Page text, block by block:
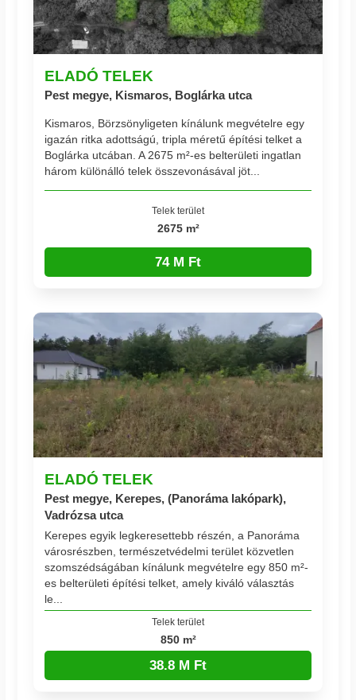
ELADÓ TELEK
Pest megye, Kismaros, Boglárka utca
Kismaros, Börzsönyligeten kínálunk megvételre egy
igazán ritka adottságú, tripla méretű építési telket a
Boglárka utcában. A 2675 m²-es belterületi ingatlan
három különálló telek összevonásával jöt...
Telek terület
2675 m²
74 M Ft
ELADÓ TELEK
Pest megye, Kerepes, (Panoráma lakópark),
Vadrózsa utca
Kerepes egyik legkeresettebb részén, a Panoráma
városrészben, természetvédelmi terület közvetlen
szomszédságában kínálunk megvételre egy 850 m²-
es belterületi építési telket, amely kiváló választás
le...
Telek terület
850 m²
38.8 M Ft